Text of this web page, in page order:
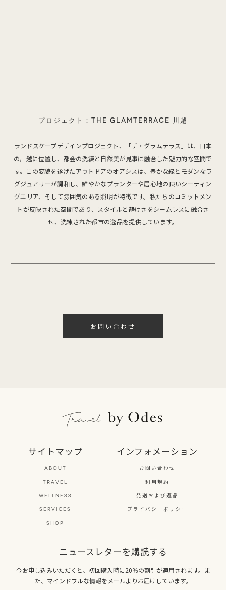
プロジェクト：THE GLAMTERRACE 川越
ランドスケープデザインプロジェクト、「ザ・グラムテラス」は、日本
の川越に位置し、都会の洗練と自然美が見事に融合した魅力的な空間で
す。この変貌を遂げたアウトドアのオアシスは、豊かな緑とモダンなラ
グジュアリーが調和し、鮮やかなプランターや居心地の良いシーティン
グエリア、そして雰囲気のある照明が特徴です。私たちのコミットメン
トが反映された空間であり、スタイルと静けさをシームレスに融合さ
せ、洗練された都市の逸品を提供しています。
お問い合わせ
サイトマップ
ABOUT
TRAVEL
WELLNESS
SERVICES
SHOP
インフォメーション
お問い合わせ
利用規約
発送および返品
プライバシーポリシー
ニュースレターを購読する
今お申し込みいただくと、初回購入時に20％の割引が適用されます。ま
た、マインドフルな情報をメールよりお届けしています。